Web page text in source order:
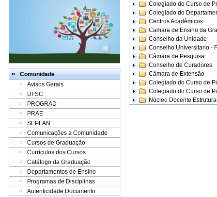
Comunidade
Avisos Gerais
UFSC
PROGRAD
PRAE
SEPLAN
Comunicações a Comunidade
Cursos de Graduação
Currículos dos Cursos
Catálogo da Graduação
Departamentos de Ensino
Programas de Disciplinas
Autenticidade Documento
Colegiado do Curso de
Colegiado do
Centros Acadêmicos
Camara de Ensino da
Conselho da Unidade
Conselho Universitario -
Câmara de Pesquisa
Conselho de Curadores
Câmara de Extensão
Colegiado do Curso de
Colegiado do Curso de
Núcleo Docente